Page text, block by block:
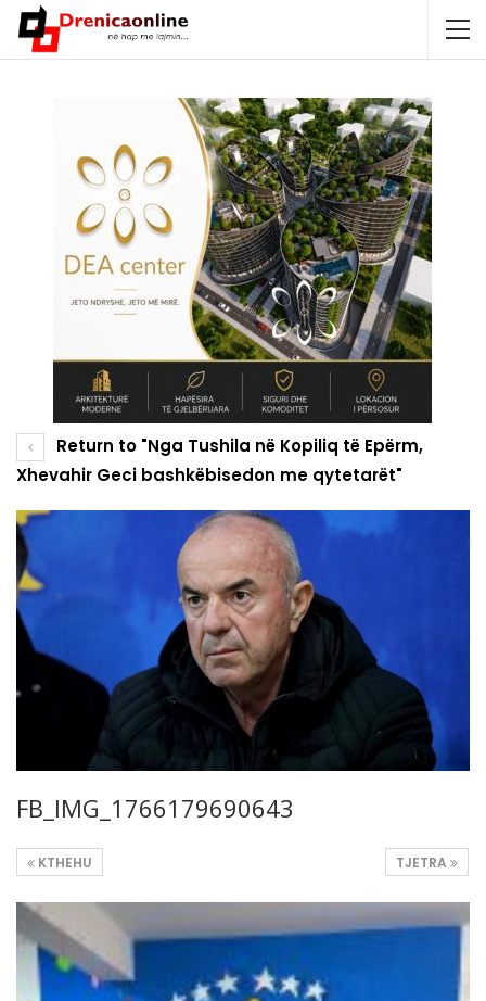
Return to "Nga Tushila në Kopiliq të Epërm,
Xhevahir Geci bashkëbisedon me qytetarët"
FB_IMG_1766179690643
TJETRA
KTHEHU